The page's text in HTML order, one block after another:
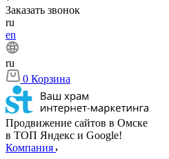
Заказать звонок
ru
en
ru
0 Корзина
Продвижение сайтов в Омске
в ТОП Яндекс и Google!
Компания